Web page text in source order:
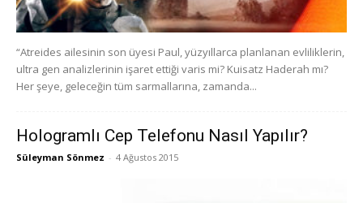
“Atreides ailesinin son üyesi Paul, yüzyıllarca planlanan evliliklerin,
ultra gen analizlerinin işaret ettiği varis mi? Kuisatz Haderah mı?
Her şeye, geleceğin tüm sarmallarına, zamanda...
Hologramlı Cep Telefonu Nasıl Yapılır?
Süleyman Sönmez - 4 Ağustos 2015